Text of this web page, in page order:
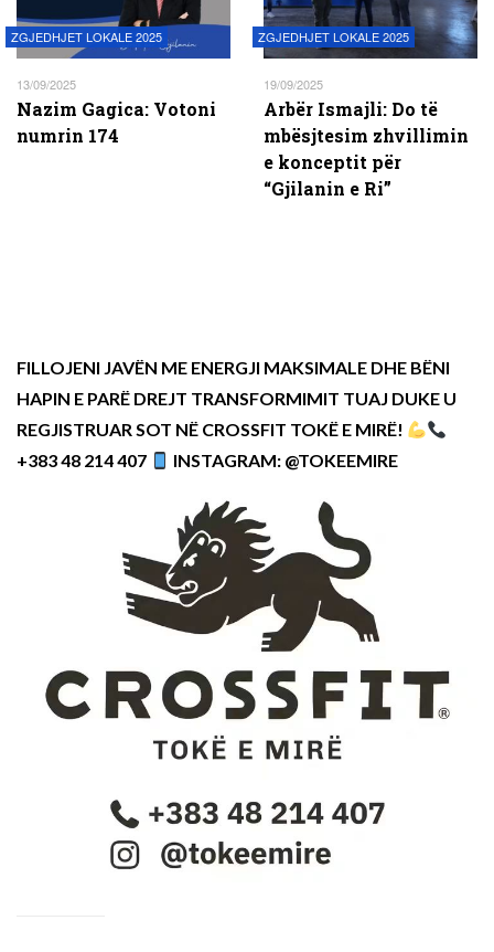
ZGJEDHJET LOKALE 2025
13/09/2025
Nazim Gagica: Votoni
numrin 174
ZGJEDHJET LOKALE 2025
19/09/2025
Arbër Ismajli: Do të
mbësjtesim zhvillimin
e konceptit për
“Gjilanin e Ri”
FILLOJENI JAVËN ME ENERGJI MAKSIMALE DHE BËNI
HAPIN E PARË DREJT TRANSFORMIMIT TUAJ DUKE U
REGJISTRUAR SOT NË CROSSFIT TOKË E MIRË!
+383 48 214 407
INSTAGRAM: @TOKEEMIRE